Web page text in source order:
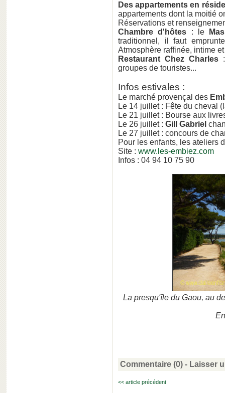
Des appartements en
appartements dont la moitié
Réservations et
Chambre d'hôtes : le
traditionnel, il faut
Atmosphère raffinée, intime
Restaurant Chez Charles
groupes de touristes...
Infos estivales :
Le marché provençal des
Le 14 juillet : Fête du cheval
Le 21 juillet : Bourse aux
Le 26 juillet : Gill Gabriel
Le 27 juillet : concours de
Pour les enfants, les ateliers
Site : www.les-embiez.com
Infos : 04 94 10 75 90
La presqu'île du Gaou, au
Commentaire (0) - Laisser
<< article précédent